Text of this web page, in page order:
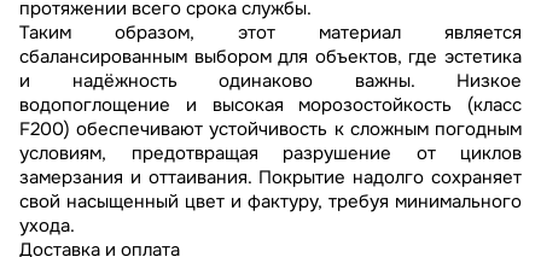
протяжении всего срока службы.
Таким образом, этот материал является
сбалансированным выбором для объектов, где эстетика
и надёжность одинаково важны. Низкое
водопоглощение и высокая морозостойкость (класс
F200) обеспечивают устойчивость к сложным погодным
условиям, предотвращая разрушение от циклов
замерзания и оттаивания. Покрытие надолго сохраняет
свой насыщенный цвет и фактуру, требуя минимального
ухода.
Доставка и оплата